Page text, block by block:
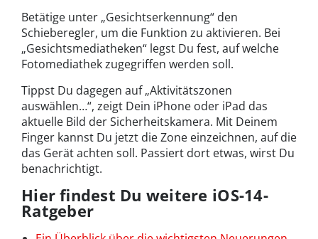
Betätige unter „Gesichtserkennung“ den
Schieberegler, um die Funktion zu aktivieren. Bei
„Gesichtsmediatheken“ legst Du fest, auf welche
Fotomediathek zugegriffen werden soll.
Tippst Du dagegen auf „Aktivitätszonen
auswählen…“, zeigt Dein iPhone oder iPad das
aktuelle Bild der Sicherheitskamera. Mit Deinem
Finger kannst Du jetzt die Zone einzeichnen, auf die
das Gerät achten soll. Passiert dort etwas, wirst Du
benachrichtigt.
Hier findest Du weitere iOS-14-
Ratgeber